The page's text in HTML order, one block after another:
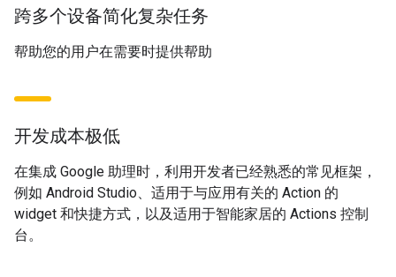
跨多个设备简化复杂任务
帮助您的用户在需要时提供帮助
开发成本极低
在集成 Google 助理时，利用开发者已经熟悉的常见框架，
例如 Android Studio、适用于与应用有关的 Action 的
widget 和快捷方式，以及适用于智能家居的 Actions 控制
台。